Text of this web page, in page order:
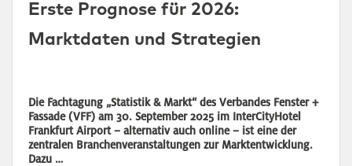
Erste Prognose für 2026:
Marktdaten und Strategien
Die Fachtagung „Statistik & Markt“ des Verbandes Fenster +
Fassade (VFF) am 30. September 2025 im InterCityHotel
Frankfurt Airport – alternativ auch online – ist eine der
zentralen Branchenveranstaltungen zur Marktentwicklung.
Dazu …